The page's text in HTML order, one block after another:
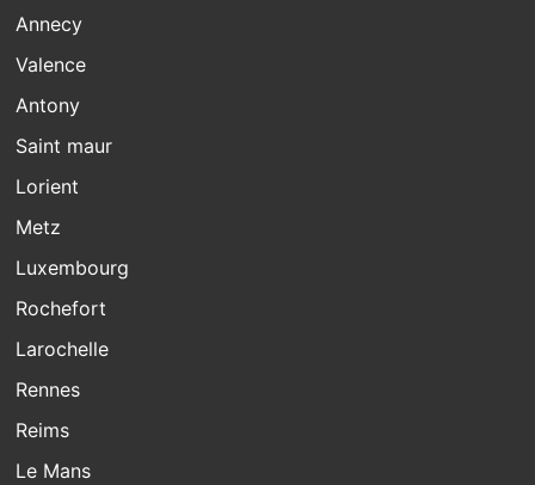
Annecy
Valence
Antony
Saint maur
Lorient
Metz
Luxembourg
Rochefort
Larochelle
Rennes
Reims
Le Mans